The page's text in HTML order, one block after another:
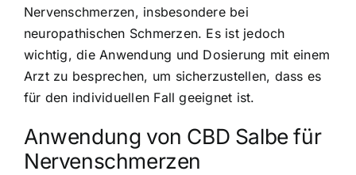
Nervenschmerzen, insbesondere bei
neuropathischen Schmerzen. Es ist jedoch
wichtig, die Anwendung und Dosierung mit einem
Arzt zu besprechen, um sicherzustellen, dass es
für den individuellen Fall geeignet ist.
Anwendung von CBD Salbe für
Nervenschmerzen